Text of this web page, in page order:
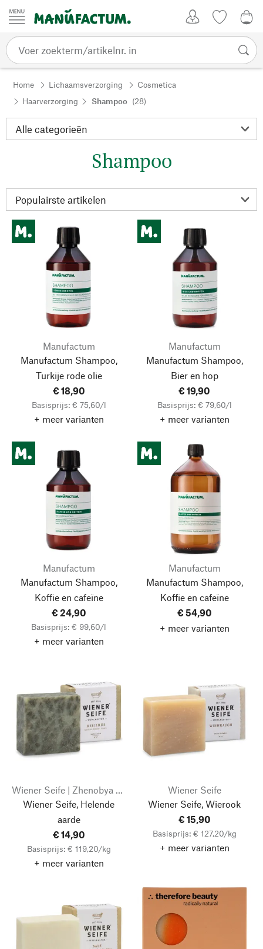
Passer au contenu
Home Lichaamsverzorging
Cosmetica
Haarverzorging
Shampoo (28)
Shampoo
Manufactum
Manufactum Shampoo,
Turkije rode olie
€ 18,90
Basisprijs: € 75,60/l
+ meer varianten
Manufactum
Manufactum Shampoo,
Bier en hop
€ 19,90
Basisprijs: € 79,60/l
+ meer varianten
Manufactum
Manufactum Shampoo,
Koffie en cafeïne
€ 24,90
Basisprijs: € 99,60/l
+ meer varianten
Manufactum
Manufactum Shampoo,
Koffie en cafeïne
€ 54,90
+ meer varianten
Wiener Seife | Zhenobya Aleppo- und Naturseifen
Wiener Seife, Helende
aarde
€ 14,90
Basisprijs: € 119,20/kg
+ meer varianten
Wiener Seife
Wiener Seife, Wierook
€ 15,90
Basisprijs: € 127,20/kg
+ meer varianten